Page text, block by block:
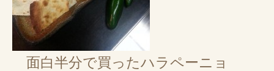
面白半分で買ったハラペーニョ